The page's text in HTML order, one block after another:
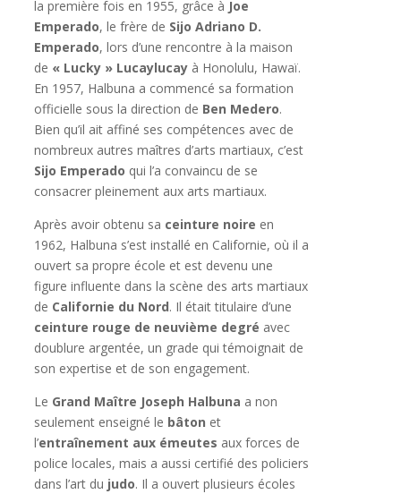
la première fois en 1955, grâce à Joe
Emperado, le frère de Sijo Adriano D.
Emperado, lors d’une rencontre à la maison
de « Lucky » Lucaylucay à Honolulu, Hawaï.
En 1957, Halbuna a commencé sa formation
officielle sous la direction de Ben Medero.
Bien qu’il ait affiné ses compétences avec de
nombreux autres maîtres d’arts martiaux, c’est
Sijo Emperado qui l’a convaincu de se
consacrer pleinement aux arts martiaux.
Après avoir obtenu sa ceinture noire en
1962, Halbuna s’est installé en Californie, où il a
ouvert sa propre école et est devenu une
figure influente dans la scène des arts martiaux
de Californie du Nord. Il était titulaire d’une
ceinture rouge de neuvième degré avec
doublure argentée, un grade qui témoignait de
son expertise et de son engagement.
Le Grand Maître Joseph Halbuna a non
seulement enseigné le bâton et
l’entraînement aux émeutes aux forces de
police locales, mais a aussi certifié des policiers
dans l’art du judo. Il a ouvert plusieurs écoles